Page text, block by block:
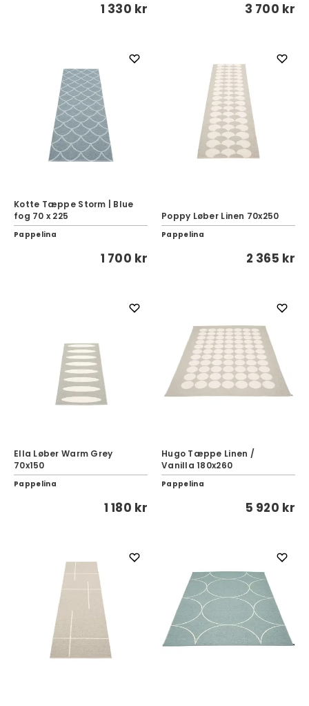
1 330 kr 3 700 kr
Kotte Tæppe Storm | Blue
fog 70 x 225
Pappelina
1 700 kr
Poppy Løber Linen 70x250
Pappelina
2 365 kr
Ella Løber Warm Grey
70x150
Pappelina
1 180 kr
Hugo Tæppe Linen /
Vanilla 180x260
Pappelina
5 920 kr